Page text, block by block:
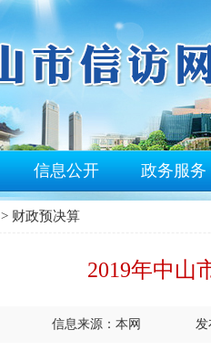
信息公开 政务服务
> 财政预决算
2019年中山
信息来源：本网 发